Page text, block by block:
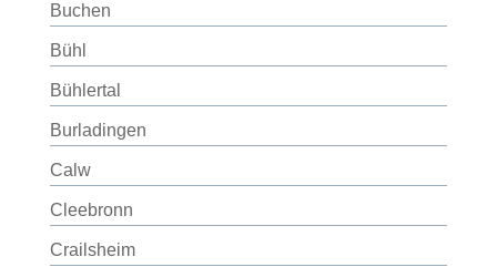
Buchen
Bühl
Bühlertal
Burladingen
Calw
Cleebronn
Crailsheim